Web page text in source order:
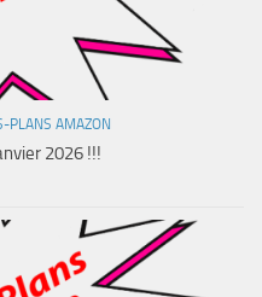
PLANS AMAZON
2026 !!!